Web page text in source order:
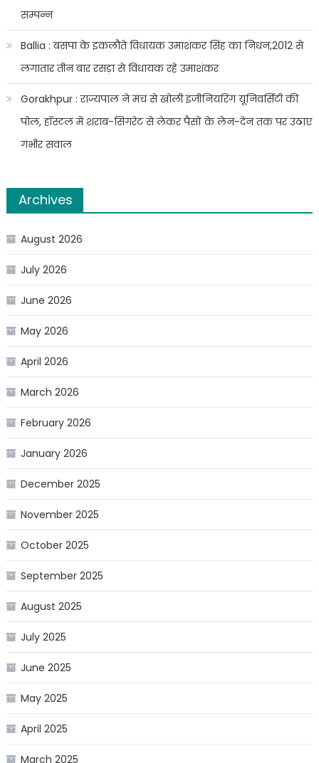
सम्पन्न
Ballia : बसपा के इकलौते विधायक उमाशंकर सिंह का निधन,2012 से
लगातार तीन बार रसड़ा से विधायक रहे उमाशंकर
Gorakhpur : राज्यपाल ने मंच से खोली इंजीनियरिंग यूनिवर्सिटी की
पोल, हॉस्टल में शराब-सिगरेट से लेकर पैसों के लेन-देन तक पर उठाए
गंभीर सवाल
Archives
August 2026
July 2026
June 2026
May 2026
April 2026
March 2026
February 2026
January 2026
December 2025
November 2025
October 2025
September 2025
August 2025
July 2025
June 2025
May 2025
April 2025
March 2025